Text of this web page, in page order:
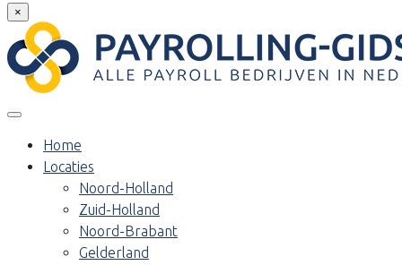
×
Home
Locaties
Noord-Holland
Zuid-Holland
Noord-Brabant
Gelderland